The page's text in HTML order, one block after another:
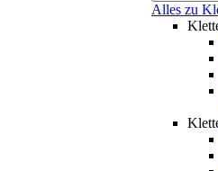
Alles zu